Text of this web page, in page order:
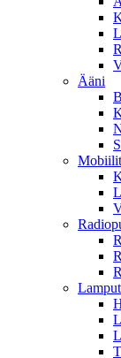
Ääni
Lamput